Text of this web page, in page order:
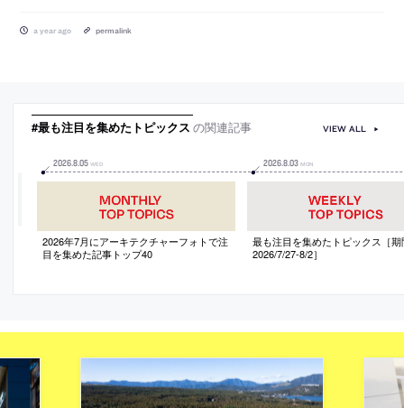
a year ago permalink
#最も注目を集めたトピックス の関連記事
2026.8.05 WED
2026年7月にアーキテクチャーフォトで注
目を集めた記事トップ40
2026.8.03 MON
最も注目を集めたトピックス［期
2026/7/27-8/2］
VIEW ALL